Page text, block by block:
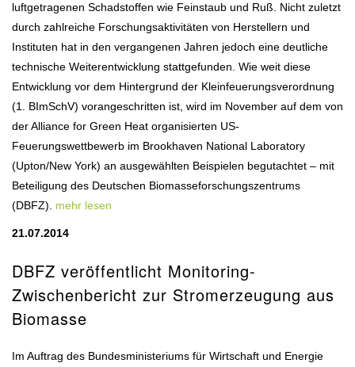
luftgetragenen Schadstoffen wie Feinstaub und Ruß. Nicht zuletzt
durch zahlreiche Forschungsaktivitäten von Herstellern und
Instituten hat in den vergangenen Jahren jedoch eine deutliche
technische Weiterentwicklung stattgefunden. Wie weit diese
Entwicklung vor dem Hintergrund der Kleinfeuerungsverordnung
(1. BImSchV) vorangeschritten ist, wird im November auf dem von
der Alliance for Green Heat organisierten US-
Feuerungswettbewerb im Brookhaven National Laboratory
(Upton/New York) an ausgewählten Beispielen begutachtet – mit
Beteiligung des Deutschen Biomasseforschungszentrums
(DBFZ). mehr lesen
21.07.2014
DBFZ veröffentlicht Monitoring-
Zwischenbericht zur Stromerzeugung aus
Biomasse
Im Auftrag des Bundesministeriums für Wirtschaft und Energie